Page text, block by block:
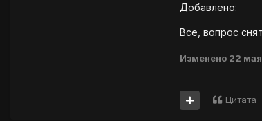
Добавлено:
Все, вопрос
Изменено 22
Цитата